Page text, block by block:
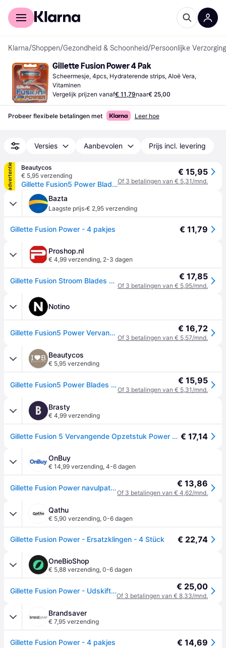
Voor shoppers
Klarna/Shoppen/Gezondheid & Schoonheid/Persoonlijke Verzorging
Gillette Fusion Power 4 Pak
Scheermesje, 4pcs, Hydraterende strips, Aloë Vera,
Vitaminen
Vergelijk prijzen vanaf€ 11,79naar€ 25,00
Probeer flexibele betalingen met Leer hoe
Versies Aanbevolen Prijs incl. levering
advertentie
Beautycos
€ 5,95 verzending
Gillette Fusion5 Power Blades - 4 stk
€ 15,95
Of 3 betalingen van € 5,31/mnd.
Bazta
Laagste prijs·€ 2,95 verzending
Gillette Fusion Power - 4 pakjes € 11,79
Proshop.nl
€ 4,99 verzending, 2-3 dagen
Gillette Fusion Stroom Blades 4 Pack € 17,85
Of 3 betalingen van € 5,95/mnd.
Notino
Gillette Fusion5 Power Vervangende Open Messen 4 st € 16,72
Of 3 betalingen van € 5,57/mnd.
Beautycos
€ 5,95 verzending
Gillette Fusion5 Power Blades - 4 stk € 15,95
Of 3 betalingen van € 5,31/mnd.
B Brasty
€ 4,99 verzending
Gillette Fusion 5 Vervangende Opzetstuk Power 4 pcs € 17,14
OnBuy
€ 14,99 verzending, 4-6 dagen
Gillette Fusion Power navulpatronen voor scheermesjes voor heren - 4 pak € 13,86
Of 3 betalingen van € 4,62/mnd.
Qathu
€ 5,90 verzending, 0-6 dagen
Gillette Fusion Power - Ersatzklingen - 4 Stück € 22,74
OneBioShop
€ 5,88 verzending, 0-6 dagen
Gillette Fusion Power - Udskiftningsblade med 4 udskiftninghoveder € 25,00
Of 3 betalingen van € 8,33/mnd.
Brandsaver
€ 7,95 verzending
Gillette Fusion Power - 4 pakjes € 14,69